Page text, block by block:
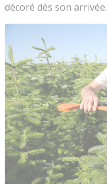
décoré dès son arrivée.